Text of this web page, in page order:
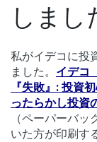
しまし
私がイデコに投
ました。 イデコ
『失敗』: 投資
ったらかし投資
（ペーパーバ
いた方が印刷す